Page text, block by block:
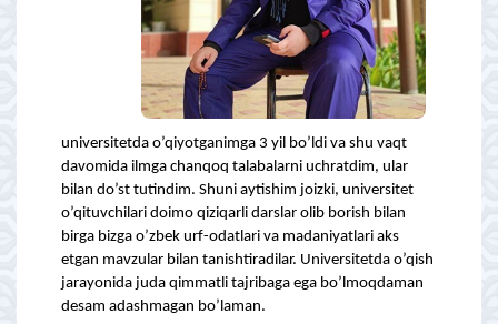
universitetda o’qiyotganimga 3 yil bo’ldi va shu vaqt
davomida ilmga chanqoq talabalarni uchratdim, ular
bilan do’st tutindim. Shuni aytishim joizki, universitet
o’qituvchilari doimo qiziqarli darslar olib borish bilan
birga bizga o’zbek urf-odatlari va madaniyatlari aks
etgan mavzular bilan tanishtiradilar. Universitetda o’qish
jarayonida juda qimmatli tajribaga ega bo’lmoqdaman
desam adashmagan bo’laman.